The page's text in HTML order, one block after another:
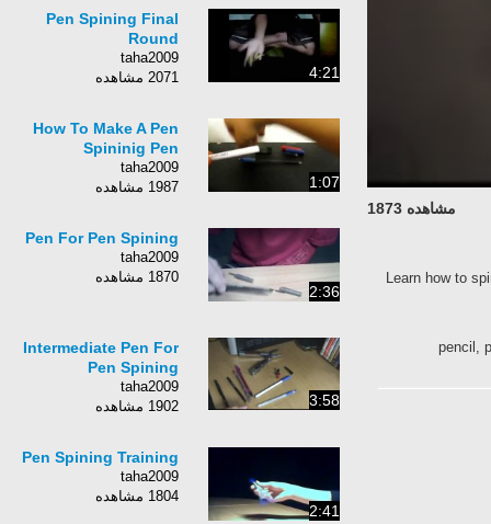
مشاهده 1873
Learn how to
pencil,
4:21
Pen Spining Final
Round
taha2009
2071 مشاهده
1:07
How To Make A Pen
Spininig Pen
taha2009
1987 مشاهده
2:36
Pen For Pen Spining
taha2009
1870 مشاهده
3:58
Intermediate Pen For
Pen Spining
taha2009
1902 مشاهده
2:41
Pen Spining Training
taha2009
1804 مشاهده